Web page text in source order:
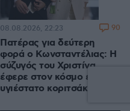
Πατέρας για δεύτερη
φορά ο Κωνσταντέλιας: Η
σύζυγός του Χριστίνα
έφερε στον κόσμο ένα
υγιέστατο κοριτσάκι
08.08.2026, 22:23 90